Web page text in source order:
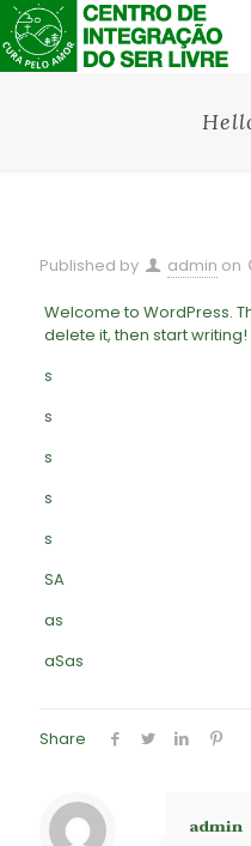
Published by admin on
Welcome to WordPress.
delete it, then start writing!
s
s
s
s
s
SA
as
aSas
Share
admin